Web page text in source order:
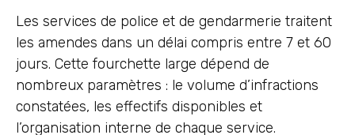
Les services de police et de gendarmerie traitent
les amendes dans un délai compris entre 7 et 60
jours. Cette fourchette large dépend de
nombreux paramètres : le volume d’infractions
constatées, les effectifs disponibles et
l’organisation interne de chaque service.